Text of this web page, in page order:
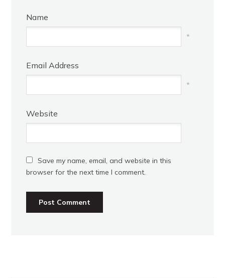
Name
*
Email Address
*
Website
Save my name, email, and website in this
browser for the next time I comment.